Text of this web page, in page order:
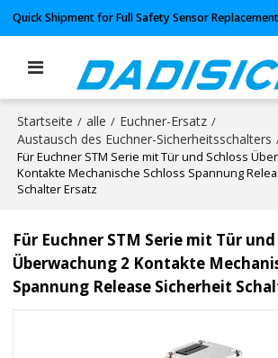
Quick Shipment for Full Safety Sensor Replacement
Startseite / alle / Euchner-Ersatz /
Austausch des Euchner-Sicherheitsschalters
Für Euchner STM Serie mit Tür und Schloss
Kontakte Mechanische Schloss Spannung
Schalter Ersatz
Für Euchner STM Serie mit Tür und
Überwachung 2 Kontakte
Spannung Release Sicherheit